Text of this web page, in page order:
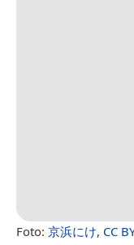
Foto: 京浜にけ, CC